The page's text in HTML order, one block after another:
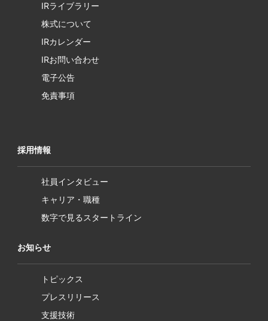
IRライブラリー
株式について
IRカレンダー
IRお問い合わせ
電子公告
免責事項
採用情報
社員インタビュー
キャリア・職種
数字で見るスタートライン
お知らせ
トピックス
プレスリリース
支援技術